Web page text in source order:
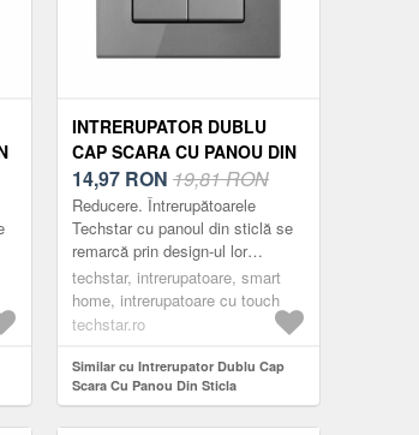
INTRERUPATOR DUBLU
CAP SCARA CU PANOU DIN
STICLA SECURIZATA
TECHSTAR® TGS 01, 220V,
16A, 86 X 86 MM, GRI, CU 2
MODULE
14,97 RON 19,81 RON
Reducere. Întrerupătoarele
Techstar cu panoul din sticlă se
remarcă prin design-ul lor
compact, elegant și minimalist.
Acestea sunt practice, fabricate
din m...
techstar, intrerupatoare, smart
home, intrerupatoare cu touch
techstar.ro
Similar cu Intrerupator Dublu Cap
Scara Cu Panou Din Sticla
Securizata Techstar® TGS 01, 220V,
16A, 86 X 86 Mm, Gri, cu 2 Module